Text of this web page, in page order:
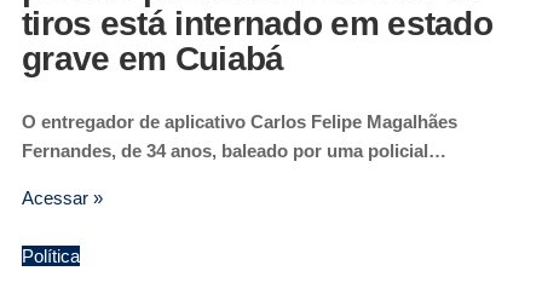
tiros está internado em estado
grave em Cuiabá
O entregador de aplicativo Carlos Felipe Magalhães
Fernandes, de 34 anos, baleado por uma policial…
Acessar »
Política